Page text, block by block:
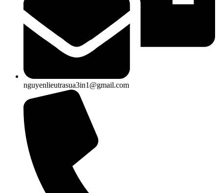
nguyenlieutrasua3in1@gmail.com